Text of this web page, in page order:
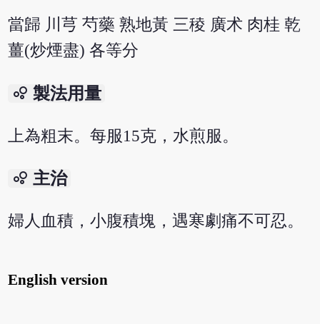
當歸 川芎 芍藥 熟地黃 三稜 廣术 肉桂 乾
薑(炒煙盡) 各等分
bubble_chart 製法用量
上為粗末。每服15克，水煎服。
bubble_chart 主治
婦人血積，小腹積塊，遇寒劇痛不可忍。
English version